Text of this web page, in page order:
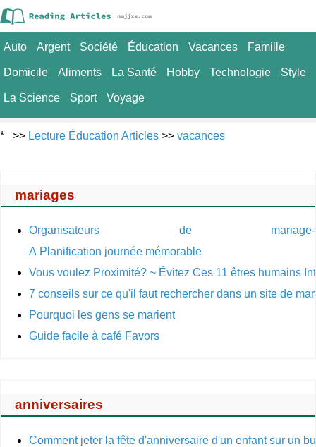
Auto Argent Société Éducation Vacances Famille
Domicile Aliments La Santé Hobby Technologie Style
La Science Sport Voyage
* >> Lecture Éducation Articles >> vacances
mariages
Organisateurs de mariage-
A Planification journée mémorable
Vous voulez Proximité? ~ Évitez Ces 11 êtres humains
7 conseils sur ce qu'il faut rechercher dans un site de
Pourquoi les gens se marient
Guide facile à café Favors
anniversaires
Comment jeter la fête d'anniversaire d'un enfant sur un